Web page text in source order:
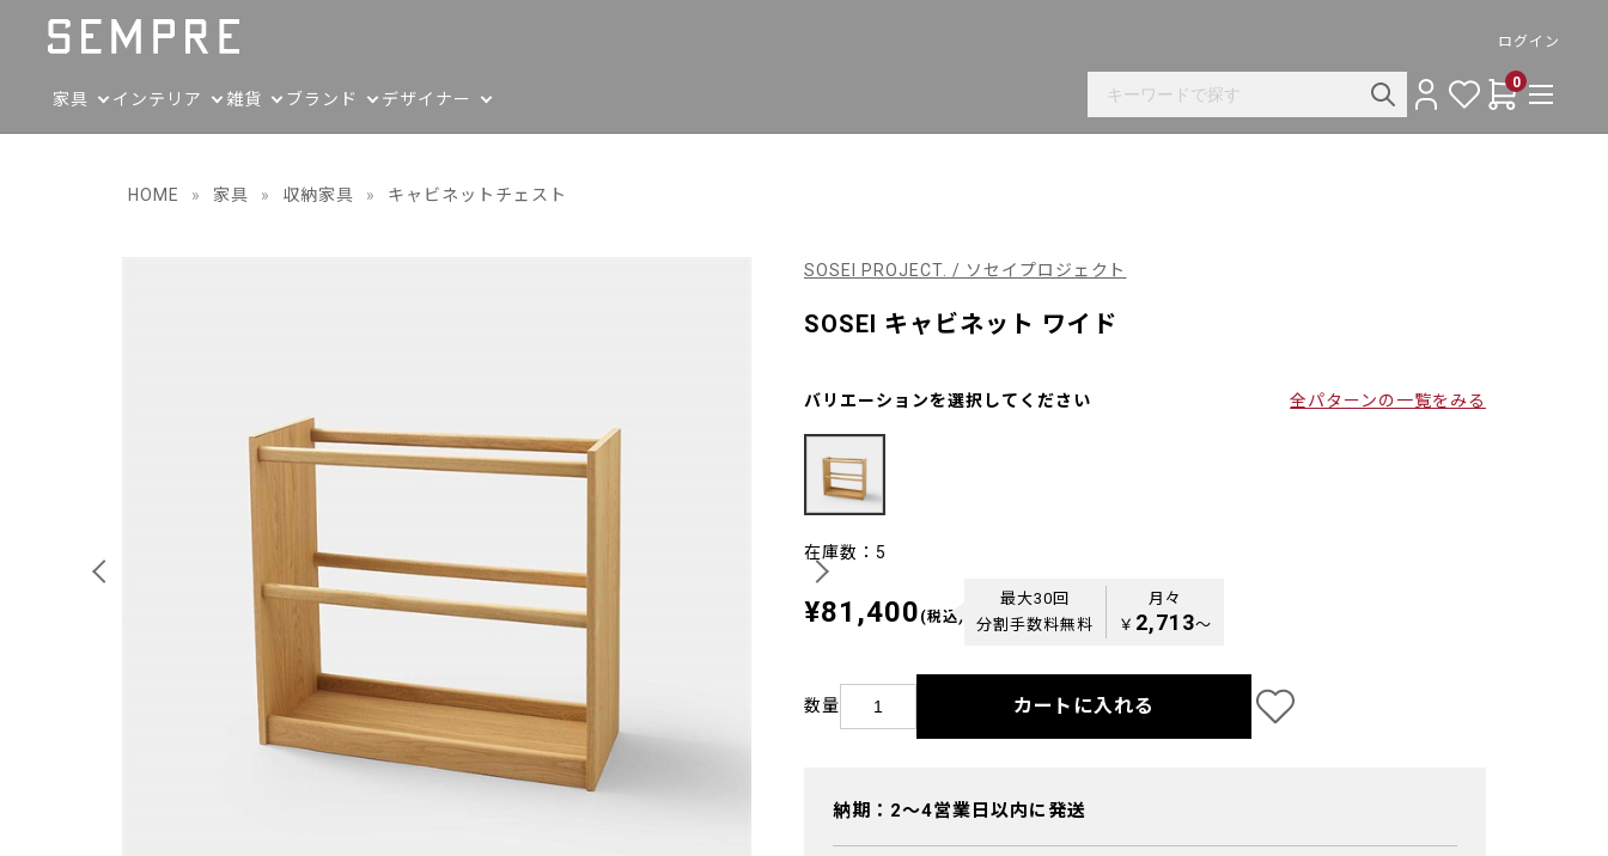
ログイン
家具 インテリア 雑貨 ブランド デザイナー
0
HOME » 家具 » 収納家具 » キャビネットチェスト
SOSEI PROJECT. / ソセイプロジェクト
SOSEI キャビネット ワイド
バリエーションを選択してください 全パターンの一覧をみる
在庫数：5
¥81,400 (税込)
最大30回
分割手数料無料
月々
￥ 2,713〜
数量 カートに入れる
納期：2～4営業日以内に発送